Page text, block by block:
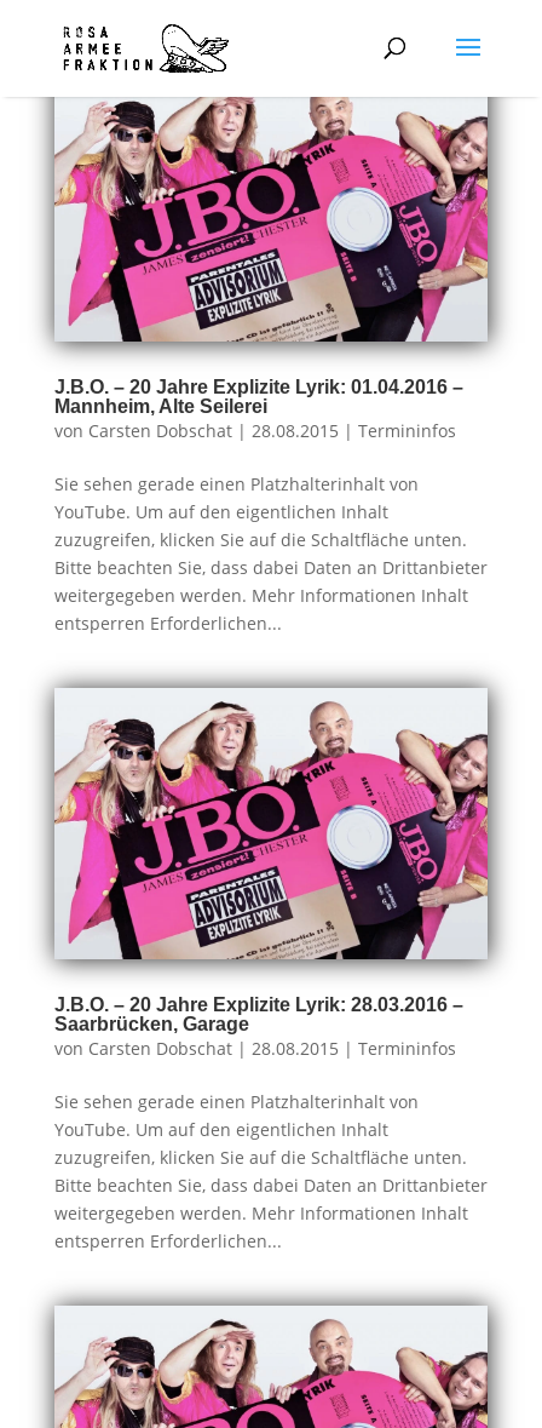
J.B.O. – 20 Jahre Explizite Lyrik: 01.04.2016 –
Mannheim, Alte Seilerei
von Carsten Dobschat| 28.08.2015 | Termininfos
Sie sehen gerade einen Platzhalterinhalt von
YouTube. Um auf den eigentlichen Inhalt
zuzugreifen, klicken Sie auf die Schaltfläche unten.
Bitte beachten Sie, dass dabei Daten an Drittanbieter
weitergegeben werden. Mehr Informationen Inhalt
entsperren Erforderlichen...
J.B.O. – 20 Jahre Explizite Lyrik: 28.03.2016 –
Saarbrücken, Garage
von Carsten Dobschat| 28.08.2015 | Termininfos
Sie sehen gerade einen Platzhalterinhalt von
YouTube. Um auf den eigentlichen Inhalt
zuzugreifen, klicken Sie auf die Schaltfläche unten.
Bitte beachten Sie, dass dabei Daten an Drittanbieter
weitergegeben werden. Mehr Informationen Inhalt
entsperren Erforderlichen...